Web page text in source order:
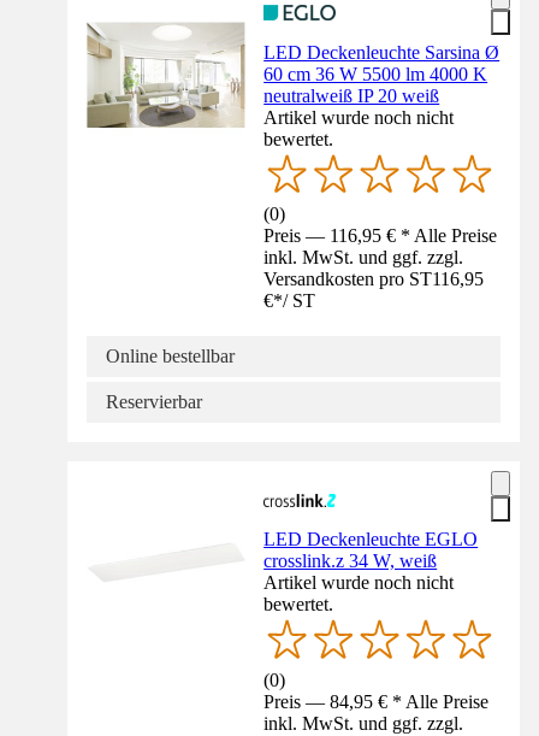
LED Deckenleuchte Sarsina Ø
60 cm 36 W 5500 lm 4000 K
neutralweiß IP 20 weiß
Artikel wurde noch nicht
bewertet.
(0)
Preis — 116,95 € * Alle Preise
inkl. MwSt. und ggf. zzgl.
Versandkosten pro ST116,95
€*/ ST
Online bestellbar
Reservierbar
LED Deckenleuchte EGLO
crosslink.z 34 W, weiß
Artikel wurde noch nicht
bewertet.
(0)
Preis — 84,95 € * Alle Preise
inkl. MwSt. und ggf. zzgl.